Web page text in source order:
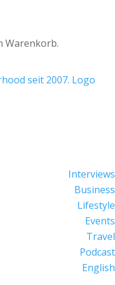
Warenkorb.
Interviews
Business
Lifestyle
Events
Travel
Podcast
English